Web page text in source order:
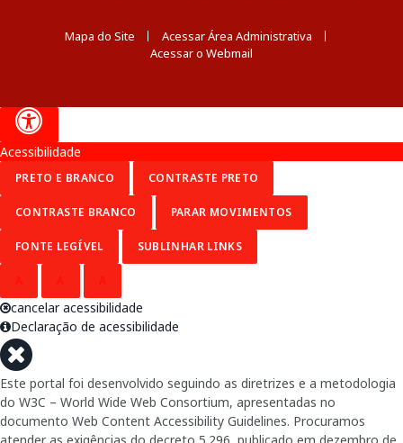
Mapa do Site
Acessar Área Administrativa
Acessar o Webmail
Acessibilidade
PRETO E BRANCO CONTRASTE PRETO
CONTRASTE BRANCO PARAR MOVIMENTOS
FONTE LEGÍVEL SUBLINHAR LINKS
cancelar acessibilidade
Declaração de acessibilidade
Este portal foi desenvolvido seguindo as diretrizes e a metodologia
do W3C – World Wide Web Consortium, apresentadas no
documento Web Content Accessibility Guidelines. Procuramos